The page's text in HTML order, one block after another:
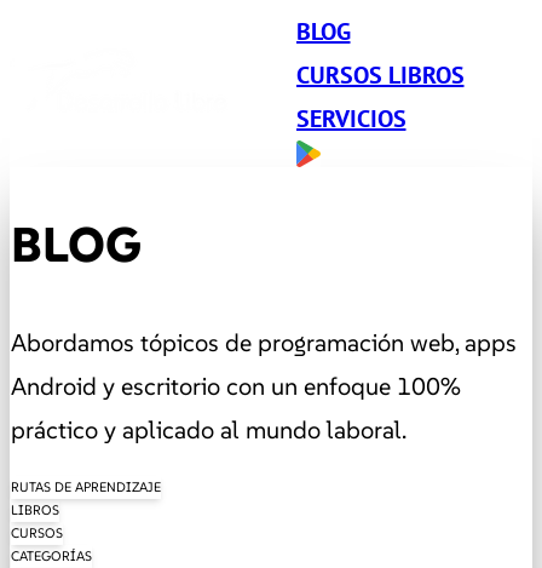
BLOG
CURSOS LIBROS
SERVICIOS
BLOG
Abordamos tópicos de programación web, apps
Android y escritorio con un enfoque 100%
práctico y aplicado al mundo laboral.
RUTAS DE APRENDIZAJE
LIBROS
CURSOS
CATEGORÍAS